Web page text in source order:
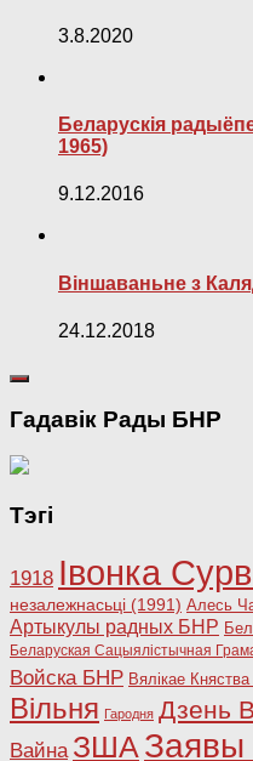
3.8.2020
Беларускія
1965)
9.12.2016
Віншаваньне з
24.12.2018
Гадавік Рады БНР
Тэгі
1918 Івонка
незалежнасьці (1991) Алесь
Артыкулы радных БНР
Беларуская Сацыялістычная
Войска БНР Вялікае Княства
Вільня Гародня Дзень
Вайна ЗША